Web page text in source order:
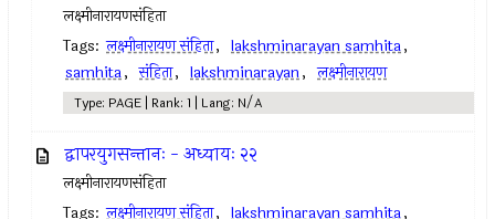
लक्ष्मीनारायणसंहिता
Tags: लक्ष्मीनारायण संहिता, lakshminarayan samhita,
samhita, संहिता, lakshminarayan, लक्ष्मीनारायण
Type: PAGE | Rank: 1 | Lang: N/A
द्वापरयुगसन्तानः - अध्यायः २२
लक्ष्मीनारायणसंहिता
Tags: लक्ष्मीनारायण संहिता, lakshminarayan samhita,